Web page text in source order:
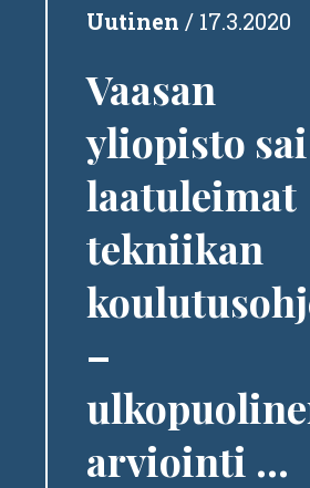
Uutinen 17.3.2020
Vaasan
yliopisto sai
laatuleimat
tekniikan
–
arviointi ...